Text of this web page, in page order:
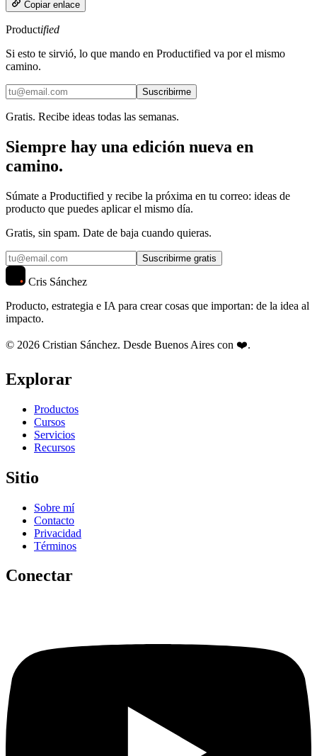
Copiar enlace
Productified
Si esto te sirvió, lo que mando en Productified va por el mismo
camino.
Suscribirme
Gratis. Recibe ideas todas las semanas.
Siempre hay una edición nueva en
camino.
Súmate a Productified y recibe la próxima en tu correo: ideas de
producto que puedes aplicar el mismo día.
Gratis, sin spam. Date de baja cuando quieras.
Suscribirme gratis
Cris Sánchez
Producto, estrategia e IA para crear cosas que importan: de la idea al
impacto.
© 2026 Cristian Sánchez. Desde Buenos Aires con ❤️.
Explorar
Productos
Cursos
Servicios
Recursos
Sitio
Sobre mí
Contacto
Privacidad
Términos
Conectar